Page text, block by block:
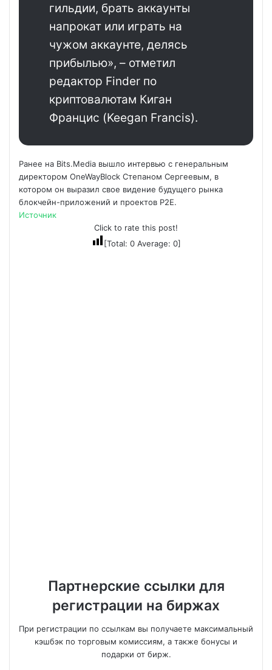
гильдии, брать аккаунты
напрокат или играть на
чужом аккаунте, делясь
прибылью», – отметил
редактор Finder по
криптовалютам Киган
Францис (Keegan Francis).
Ранее на Bits.Media вышло интервью с генеральным
директором OneWayBlock Степаном Сергеевым, в
котором он выразил свое видение будущего рынка
блокчейн-приложений и проектов P2E.
Источник
Click to rate this post!
[Total: 0Average: 0]
Партнерские ссылки для
регистрации на биржах
При регистрации по ссылкам вы получаете максимальный
кэшбэк по торговым комиссиям, а также бонусы и
подарки от бирж.